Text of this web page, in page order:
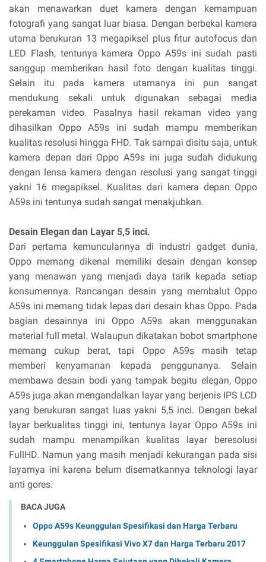
akan menawarkan duet kamera dengan kemampuan
fotografi yang sangat luar biasa. Dengan berbekal kamera
utama berukuran 13 megapiksel plus fitur autofocus dan
LED Flash, tentunya kamera Oppo A59s ini sudah pasti
sanggup memberikan hasil foto dengan kualitas tinggi.
Selain itu pada kamera utamanya ini pun sangat
mendukung sekali untuk digunakan sebagai media
perekaman video. Pasalnya hasil rekaman video yang
dihasilkan Oppo A59s ini sudah mampu memberikan
kualitas resolusi hingga FHD. Tak sampai disitu saja, untuk
kamera depan dari Oppo A59s ini juga sudah didukung
dengan lensa kamera dengan resolusi yang sangat tinggi
yakni 16 megapiksel. Kualitas dari kamera depan Oppo
A59s ini tentunya sudah sangat menakjubkan.
Desain Elegan dan Layar 5,5 inci.
Dari pertama kemunculannya di industri gadget dunia,
Oppo memang dikenal memiliki desain dengan konsep
yang menawan yang menjadi daya tarik kepada setiap
konsumennya. Rancangan desain yang membalut Oppo
A59s ini memang tidak lepas dari desain khas Oppo. Pada
bagian desainnya ini Oppo A59s akan menggunakan
material full metal. Walaupun dikatakan bobot smartphone
memang cukup berat, tapi Oppo A59s masih tetap
memberi kenyamanan kepada penggunanya. Selain
membawa desain bodi yang tampak begitu elegan, Oppo
A59s juga akan mengandalkan layar yang berjenis IPS LCD
yang berukuran sangat luas yakni 5,5 inci. Dengan bekal
layar berkualitas tinggi ini, tentunya layar Oppo A59s ini
sudah mampu menampilkan kualitas layar beresolusi
FullHD. Namun yang masih menjadi kekurangan pada sisi
layarnya ini karena belum disematkannya teknologi layar
anti gores.
BACA JUGA
Oppo A59s Keunggulan Spesifikasi dan Harga Terbaru
Keunggulan Spesifikasi Vivo X7 dan Harga Terbaru 2017